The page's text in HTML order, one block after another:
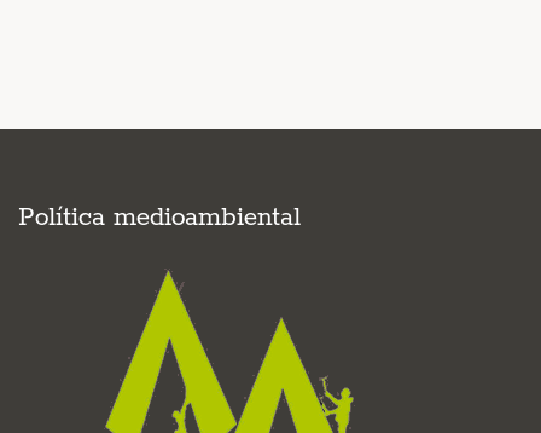
Política medioambiental